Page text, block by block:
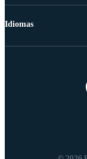
Idiomas